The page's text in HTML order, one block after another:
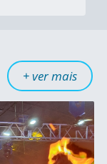
Regionais -
26 de julho
+ ver mais